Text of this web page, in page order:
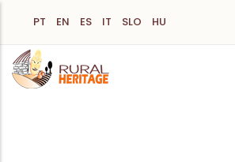
contenuto
principale
PT EN ES IT SLO HU